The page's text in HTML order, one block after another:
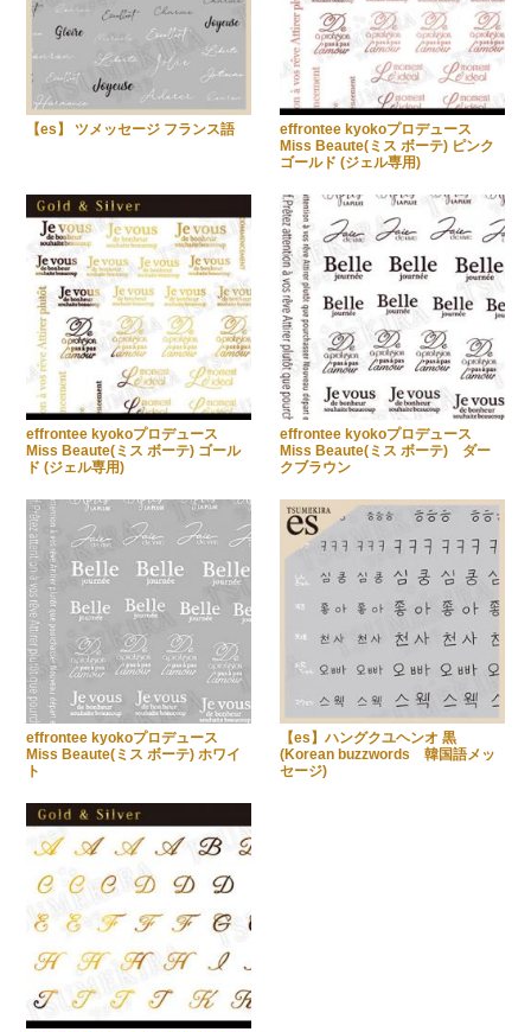
【es】 ツメッセージ フランス語
effrontee kyokoプロデュース
Miss Beaute(ミス ボーテ) ピンク
ゴールド (ジェル専用)
effrontee kyokoプロデュース
Miss Beaute(ミス ボーテ) ゴール
ド (ジェル専用)
effrontee kyokoプロデュース
Miss Beaute(ミス ボーテ) ダー
クブラウン
effrontee kyokoプロデュース
Miss Beaute(ミス ボーテ) ホワイ
ト
【es】ハングクユヘンオ 黒
(Korean buzzwords 韓国語メッ
セージ)